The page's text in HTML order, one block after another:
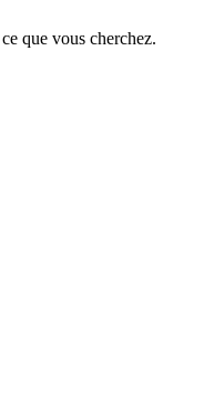
que vous cherchez.